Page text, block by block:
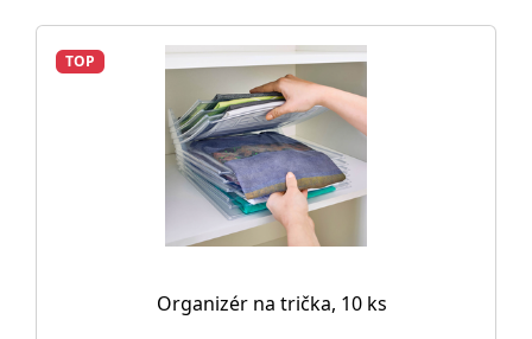
TOP
Organizér na trička, 10 ks